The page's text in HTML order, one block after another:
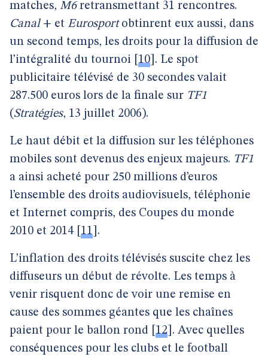
matches, M6 retransmettant 31 rencontres.
Canal+ et Eurosport obtinrent eux aussi, dans
un second temps, les droits pour la diffusion de
l’intégralité du tournoi
10 . Le spot
publicitaire télévisé de 30 secondes valait
287.500 euros lors de la finale sur TF1
(Stratégies, 13 juillet 2006).
Le haut débit et la diffusion sur les téléphones
mobiles sont devenus des enjeux majeurs. TF1
a ainsi acheté pour 250 millions d’euros
l’ensemble des droits audiovisuels, téléphonie
et Internet compris, des Coupes du monde
2010 et 2014 11 .
L’inflation des droits télévisés suscite chez les
diffuseurs un début de révolte. Les temps à
venir risquent donc de voir une remise en
cause des sommes géantes que les chaînes
paient pour le ballon rond 12 . Avec quelles
conséquences pour les clubs et le football